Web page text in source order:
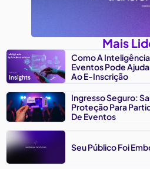
Mais
Como A
Eventos Pode
Ao E-Inscrição
Ingresso Seguro:
Proteção Para
De Eventos
Seu Público Foi